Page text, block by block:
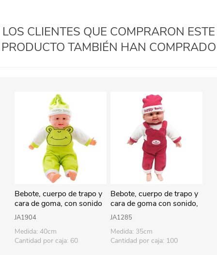
LOS CLIENTES QUE COMPRARON ESTE
PRODUCTO TAMBIÉN HAN COMPRADO
Bebote, cuerpo de trapo y
cara de goma, con sonido
40cm, varios colores en
bolsa
JA1904
Medida: 40cm
Cantidad por caja: 60
Bebote, cuerpo de trapo y
cara de goma con sonido,
35cm varios colores en
bolsa
JA1285
Medida: 35cm
Cantidad por caja: 100